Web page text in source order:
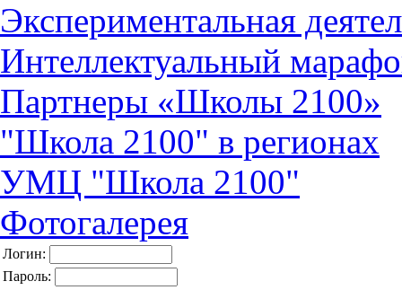
Экспериментальная
Интеллектуальный
Партнеры «Школы 2100»
"Школа 2100" в регионах
УМЦ "Школа 2100"
Фотогалерея
Логин:
Пароль: